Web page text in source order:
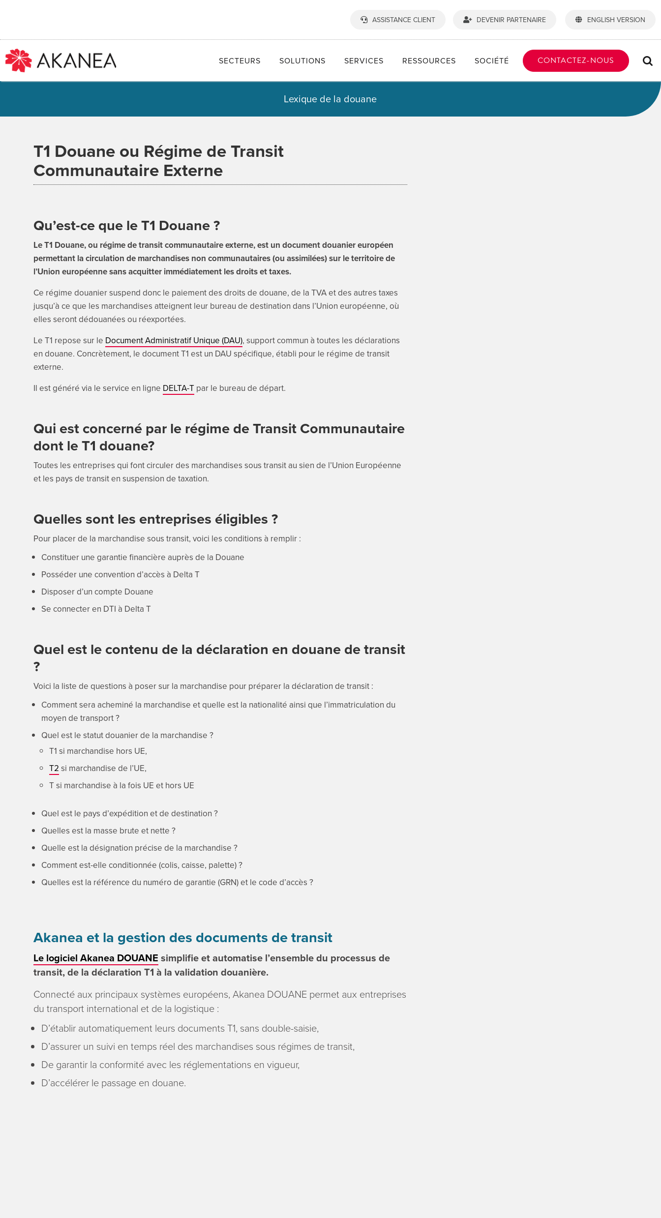
ASSISTANCE CLIENT DEVENIR PARTENAIRE ENGLISH VERSION
SECTEURS SOLUTIONS SERVICES RESSOURCES SOCIÉTÉ CONTACTEZ-NOUS
Lexique de la douane
T1 Douane ou Régime de Transit
Communautaire Externe
Qu’est-ce que le T1 Douane ?
Le T1 Douane, ou régime de transit communautaire externe, est un document douanier européen
permettant la circulation de marchandises non communautaires (ou assimilées) sur le territoire de
l’Union européenne sans acquitter immédiatement les droits et taxes.
Ce régime douanier suspend donc le paiement des droits de douane, de la TVA et des autres taxes
jusqu’à ce que les marchandises atteignent leur bureau de destination dans l’Union européenne, où
elles seront dédouanées ou réexportées.
Le T1 repose sur le Document Administratif Unique (DAU), support commun à toutes les déclarations
en douane. Concrètement, le document T1 est un DAU spécifique, établi pour le régime de transit
externe.
Il est généré via le service en ligne DELTA-T par le bureau de départ.
Qui est concerné par le régime de Transit Communautaire
dont le T1 douane?
Toutes les entreprises qui font circuler des marchandises sous transit au sien de l’Union Européenne
et les pays de transit en suspension de taxation.
Quelles sont les entreprises éligibles ?
Pour placer de la marchandise sous transit, voici les conditions à remplir :
Constituer une garantie financière auprès de la Douane
Posséder une convention d’accès à Delta T
Disposer d’un compte Douane
Se connecter en DTI à Delta T
Quel est le contenu de la déclaration en douane de transit
?
Voici la liste de questions à poser sur la marchandise pour préparer la déclaration de transit :
Comment sera acheminé la marchandise et quelle est la nationalité ainsi que l’immatriculation du
moyen de transport ?
Quel est le statut douanier de la marchandise ?
T1 si marchandise hors UE,
T2 si marchandise de l’UE,
T si marchandise à la fois UE et hors UE
Quel est le pays d’expédition et de destination ?
Quelles est la masse brute et nette ?
Quelle est la désignation précise de la marchandise ?
Comment est-elle conditionnée (colis, caisse, palette) ?
Quelles est la référence du numéro de garantie (GRN) et le code d’accès ?
Akanea et la gestion des documents de transit
Le logicielAkanea DOUANE simplifie et automatise l’ensemble du processus de
transit, de la déclaration T1 à la validation douanière.
Connecté aux principaux systèmes européens, Akanea DOUANE permet aux entreprises
du transport international et de la logistique :
D’établir automatiquement leurs documents T1, sans double-saisie,
D’assurer un suivi en temps réel des marchandises sous régimes de transit,
De garantir la conformité avec les réglementations en vigueur,
D’accélérer le passage en douane.